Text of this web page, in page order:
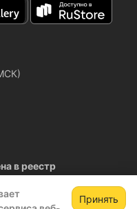
Принять
в реестр